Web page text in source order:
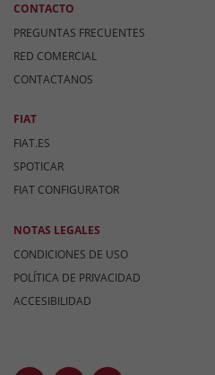
CONTACTO
PREGUNTAS FRECUENTES
RED COMERCIAL
CONTACTANOS
FIAT
FIAT.ES
SPOTICAR
FIAT CONFIGURATOR
NOTAS LEGALES
CONDICIONES DE USO
POLÍTICA DE PRIVACIDAD
ACCESIBILIDAD